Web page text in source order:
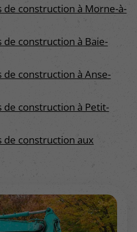
de construction à Morne-à-
construction à Baie-
construction à Anse-
de construction à Petit-
de construction aux